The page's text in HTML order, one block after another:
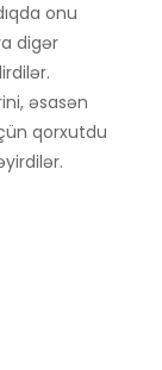
onu
digər
əsasən
qorxutdu